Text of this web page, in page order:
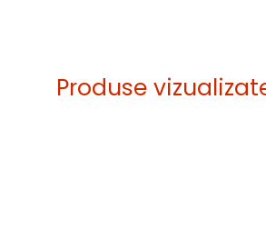
Produse